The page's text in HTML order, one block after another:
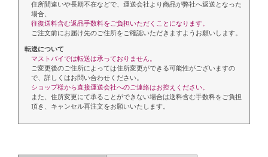
住所間違いや長期不在などで、運送会社より商品が弊社へ返送となった
場合、
往復送料含む返品手数料をご負担いただくことになります。
ご注文前にお届け先のご住所をご確認いただきますようお願いします。
転送について
マストバイでは転送は承っておりません。
ご変更後のご住所によっては住所変更ができる可能性がございますの
で、詳しくはお問い合わせください。
ショップ様から直接運送会社へのご連絡はお控えください。
また、住所変更にて承ることができない場合は送料含む手数料をご負担
頂き、キャンセル再注文をお願いいたします。